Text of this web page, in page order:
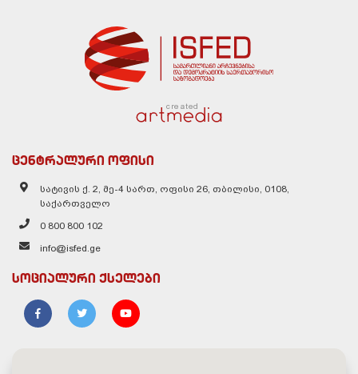
created
ცენტრალური ოფისი
სატივის ქ. 2, მე-4 სართ, ოფისი 26, თბილისი, 0108,
საქართველო
0 800 800 102
info@isfed.ge
სოციალური ქსელები